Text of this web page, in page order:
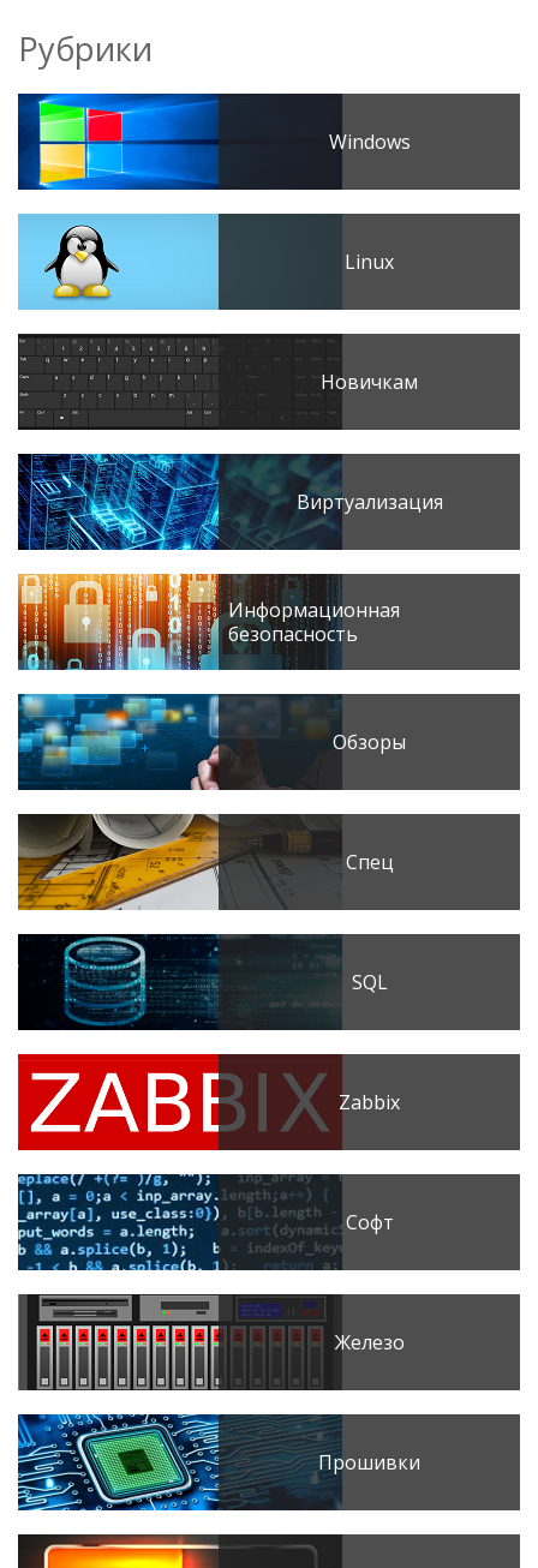
Рубрики
Windows
Linux
Новичкам
Виртуализация
Информационная
безопасность
Обзоры
Спец
SQL
Zabbix
Софт
Железо
Прошивки